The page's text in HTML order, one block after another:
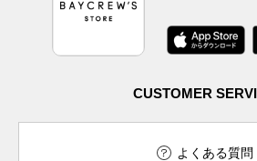
CUSTOMER
よくある質問